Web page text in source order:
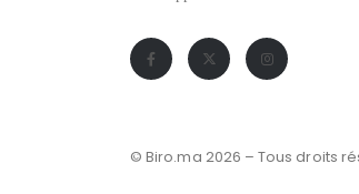
© Biro.ma 2026 – Tous droits